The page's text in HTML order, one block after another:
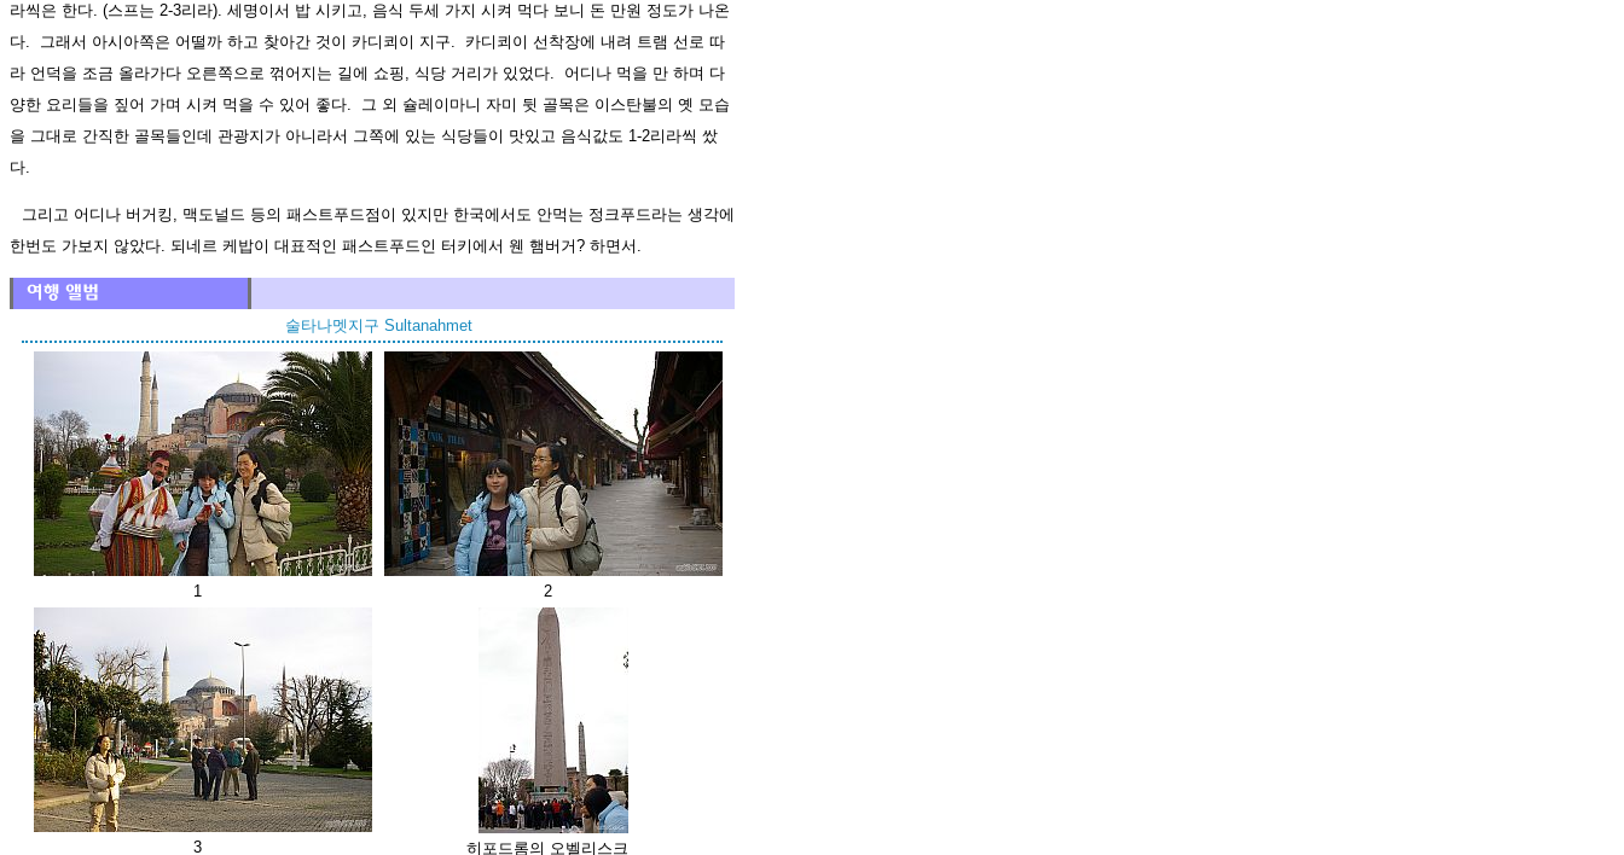
라씩은 한다. (스프는 2-3리라). 세명이서 밥 시키고, 음식 두세 가지 시켜 먹다 보니 돈 만원 정도가 나온
다. 그래서 아시아쪽은 어떨까 하고 찾아간 것이 카디쾨이 지구. 카디쾨이 선착장에 내려 트램 선로 따
라 언덕을 조금 올라가다 오른쪽으로 꺾어지는 길에 쇼핑, 식당 거리가 있었다. 어디나 먹을 만 하며 다
양한 요리들을 짚어 가며 시켜 먹을 수 있어 좋다. 그 외 슐레이마니 자미 뒷 골목은 이스탄불의 옛 모습
을 그대로 간직한 골목들인데 관광지가 아니라서 그쪽에 있는 식당들이 맛있고 음식값도 1-2리라씩 쌌
다.
그리고 어디나 버거킹, 맥도널드 등의 패스트푸드점이 있지만 한국에서도 안먹는 정크푸드라는 생각에
한번도 가보지 않았다. 되네르 케밥이 대표적인 패스트푸드인 터키에서 웬 햄버거? 하면서.
술타나멧지구 Sultanahmet
1 2
3 히포드롬의 오벨리스크